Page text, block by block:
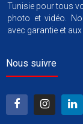
Tunisie pour tous
photo et vidéo.
avec garantie et
Nous suivre